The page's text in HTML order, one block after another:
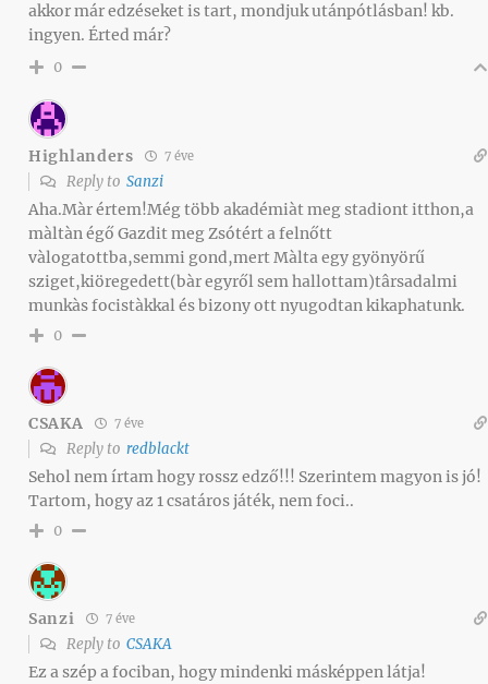
akkor már edzéseket is tart, mondjuk utánpótlásban! kb.
ingyen. Érted már?
0
Highlanders 7 éve
Reply to Sanzi
Aha.Màr értem!Még több akadémiàt meg stadiont itthon,a
màltàn égő Gazdit meg Zsótért a felnőtt
vàlogatottba,semmi gond,mert Màlta egy gyönyörű
sziget,kiöregedett(bàr egyről sem hallottam)târsadalmi
munkàs focistàkkal és bizony ott nyugodtan kikaphatunk.
0
CSAKA 7 éve
Reply to redblackt
Sehol nem írtam hogy rossz edző!!! Szerintem magyon is jó!
Tartom, hogy az 1 csatáros játék, nem foci..
0
Sanzi 7 éve
Reply to CSAKA
Ez a szép a fociban, hogy mindenki másképpen látja!